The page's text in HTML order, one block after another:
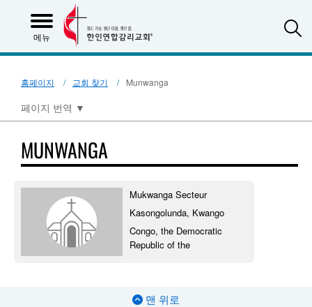
메뉴
홈페이지 교회 찾기 Munwanga
페이지 번역 ▼
MUNWANGA
Mukwanga Secteur
Kasongolunda, Kwango
Congo, the Democratic
Republic of the
맨 위로